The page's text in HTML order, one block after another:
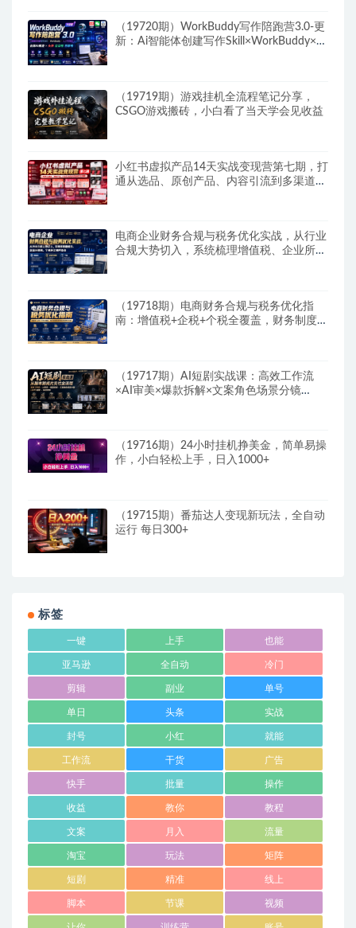
（19720期）WorkBuddy写作陪跑营3.0-更
新：Ai智能体创建写作Skill×WorkBuddy×人
（19719期）游戏挂机全流程笔记分享，
CSGO游戏搬砖，小白看了当天学会见收益
小红书虚拟产品14天实战变现营第七期，打
通从选品、原创产品、内容引流到多渠道成
电商企业财务合规与税务优化实战，从行业
合规大势切入，系统梳理增值税、企业所得
（19718期）电商财务合规与税务优化指
南：增值税+企税+个税全覆盖，财务制度搭
（19717期）AI短剧实战课：高效工作流
×AI审美×爆款拆解×文案角色场景分镜
（19716期）24小时挂机挣美金，简单易操
作，小白轻松上手，日入1000+
（19715期）番茄达人变现新玩法，全自动
运行 每日300+
标签
一键 上手 也能
亚马逊 全自动 冷门
剪辑 副业 单号
单日 头条 实战
封号 小红 就能
工作流 干货 广告
快手 批量 操作
收益 教你 教程
文案 月入 流量
淘宝 玩法 矩阵
短剧 精准 线上
脚本 节课 视频